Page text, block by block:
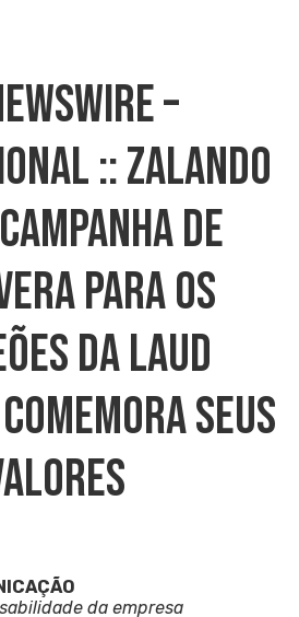
–
:: Zalando
De
Para Os
Da Laud
Seus
da empresa